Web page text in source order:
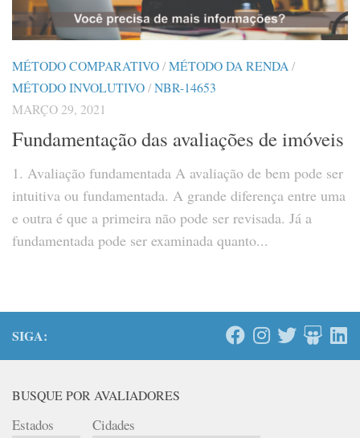
MÉTODO COMPARATIVO/MÉTODO DA RENDA/
MÉTODO INVOLUTIVO/NBR-14653
MARÇO 29, 2021
Fundamentação das avaliações de imóveis
1. Avaliação fundamentada A avaliação de bem pode ser
intuitiva ou fundamentada. A grande diferença entre uma
e outra é que a primeira não pode ser revisada. Já a
fundamentada pode ser examinada quanto...
SIGA:
BUSQUE POR AVALIADORES
Estados Cidades